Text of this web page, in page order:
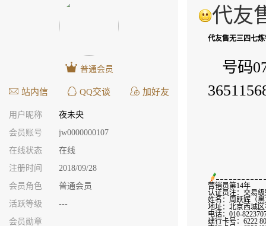
普通会员
站内信 QQ交谈 加好友
用户昵称
夜未央
会员账号
jw0000000107
在线状态
在线
注册时间
2018/09/28
会员角色
普通会员
活跃等级
---
会员勋章
代友
代友售无三四七
号码
营销员第14年
认证员注：交易
姓名：周跃辉（
地址：北京西城
电话：010-
建行卡号：6222